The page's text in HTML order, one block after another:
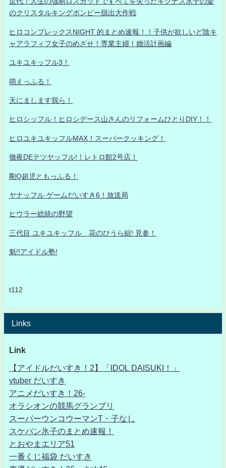
のクリスタルキングボンビー脱出大作戦
ヒロコンプレックスNIGHT 的まとめ速報！！子供が欲しいど陰キ
ャアラフィフ女子のめざせ！専業主婦！婚活計画編
ユキユキッフル3！
萌えっふる！
天にまします我ら！
ヒロシッフル！ヒロシデース山さんのリフォームひとりDIY！！
ヒロユキユキッフルMAX！スーパークッキング！
徹夜DEテツヤッフル!！レトロ館2号店！
剛Q超児ともっふる！
ヤナッフル ゲームだいすき6！放送局
ヒウラー総統の野望
三代目 ユキユキッフル 花のひうら組! 見参！
魁!!アイドル塾!
t112
Links
Link
【アイドルだいすき！2】「IDOL DAISUKI！」
vtuber だいすき
アニメだいすき！26-
オラシオンの競馬グランプリ
スーパーウンコウーマンT・子なし
スケバン氷子のまとめ速報！
とおやまエリア51
一番くじ福袋 だいすき